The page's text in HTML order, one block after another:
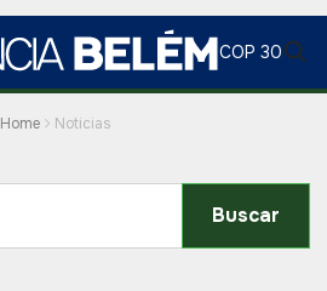
COP 30
Home Noticias
Buscar